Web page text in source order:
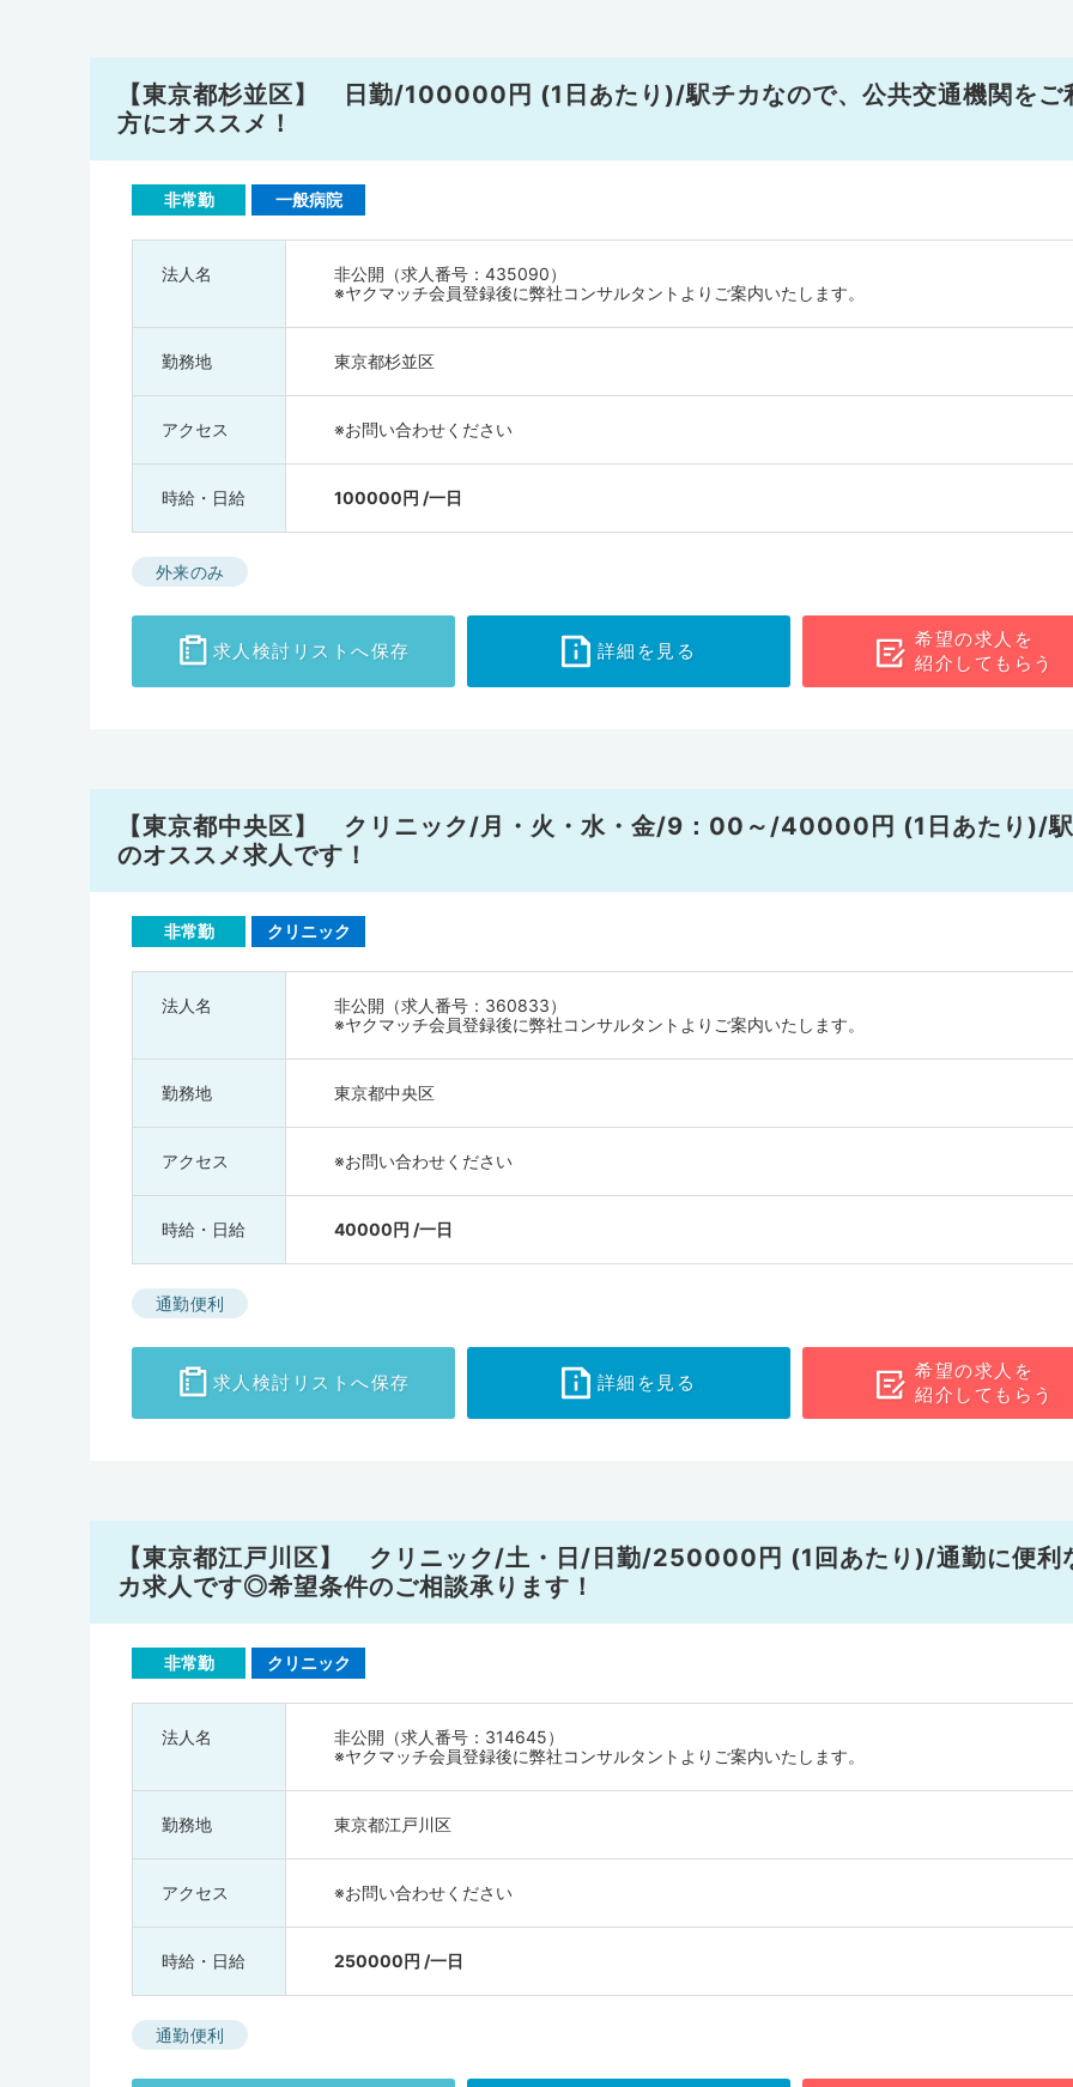
【東京都杉並区】 日勤/100000円 (1日あたり)/駅チカなので、公共交通機関をご
方にオススメ！
非常勤 一般病院
法人名
非公開（求人番号：435090）
※ヤクマッチ会員登録後に弊社コンサルタントよりご案内いたします。
勤務地 東京都杉並区
アクセス ※お問い合わせください
時給・日給 100000円 /一日
外来のみ
求人検討 リストへ保存 詳細を見る
希望の求人を
紹介してもらう
【東京都中央区】 クリニック/月・火・水・金/9：00～/40000円 (1日あたり)/
のオススメ求人です！
非常勤 クリニック
法人名
非公開（求人番号：360833）
※ヤクマッチ会員登録後に弊社コンサルタントよりご案内いたします。
勤務地 東京都中央区
アクセス ※お問い合わせください
時給・日給 40000円 /一日
通勤便利
求人検討 リストへ保存 詳細を見る
希望の求人を
紹介してもらう
【東京都江戸川区】 クリニック/土・日/日勤/250000円 (1回あたり)/通勤に便利
カ求人です◎希望条件のご相談承ります！
非常勤 クリニック
法人名
非公開（求人番号：314645）
※ヤクマッチ会員登録後に弊社コンサルタントよりご案内いたします。
勤務地 東京都江戸川区
アクセス ※お問い合わせください
時給・日給 250000円 /一日
通勤便利